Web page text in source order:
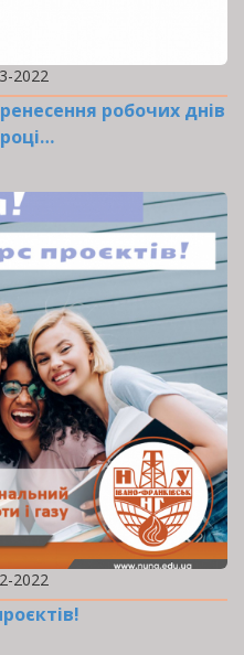
2022
робочих днів
2022